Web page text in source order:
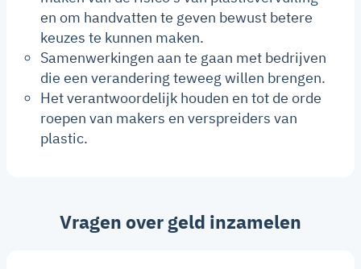
en om handvatten te geven bewust betere
keuzes te kunnen maken.
Samenwerkingen aan te gaan met bedrijven
die een verandering teweeg willen brengen.
Het verantwoordelijk houden en tot de orde
roepen van makers en verspreiders van
plastic.
Vragen over geld inzamelen